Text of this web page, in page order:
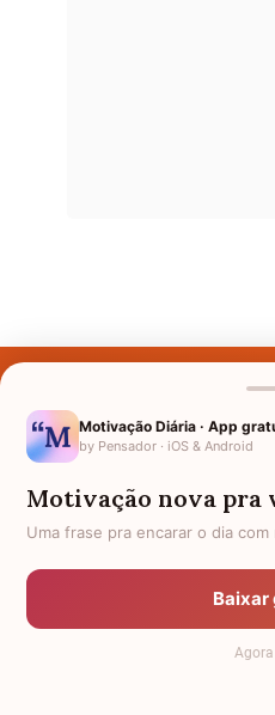
Nomes
Política de
Termos
Motivação Diária · App
by Pensador · iOS & Android
Motivação nova pra
Uma frase pra encarar o dia com
Baixar